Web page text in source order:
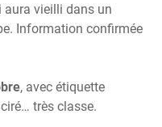
vieilli dans un
Information confirmée
, avec étiquette
très classe.